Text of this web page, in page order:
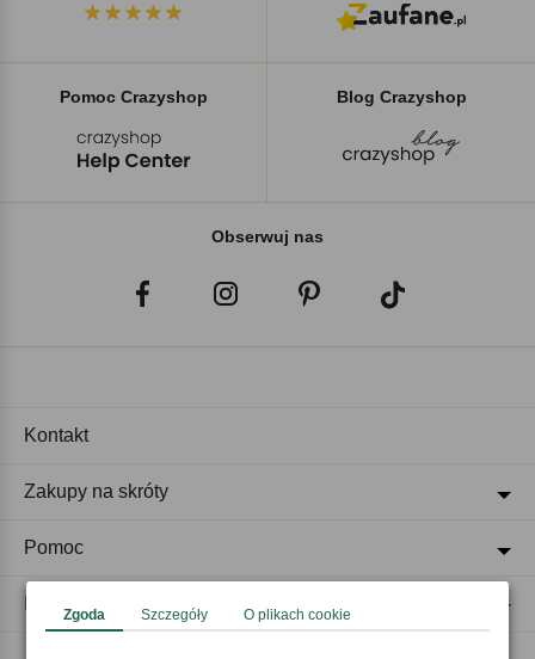
Pomoc Crazyshop Blog Crazyshop
Obserwuj nas
Kontakt
Zakupy na skróty
Pomoc
Zgoda Szczegóły O plikach cookie